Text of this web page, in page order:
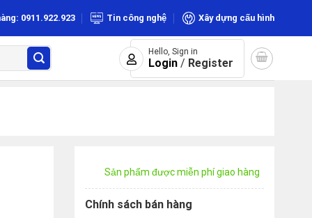
0911.922.923 Tin công nghệ Xây dựng cấu hình
Hello, Sign in
Login / Register
Sản phẩm được miễn phí giao hàng
Chính sách bán hàng